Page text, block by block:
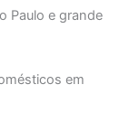
Paulo e grande
em